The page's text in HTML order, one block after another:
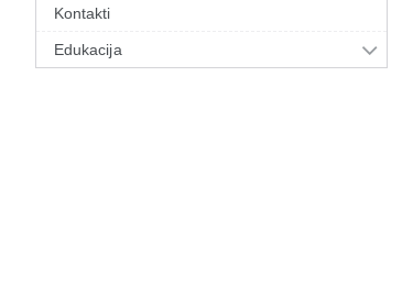
Kontakti
Edukacija